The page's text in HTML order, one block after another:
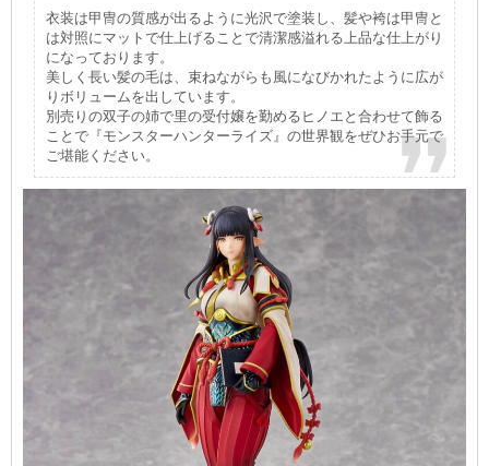
衣装は甲冑の質感が出るように光沢で塗装し、髪や袴は甲冑と
は対照にマットで仕上げることで清潔感溢れる上品な仕上がり
になっております。
美しく長い髪の毛は、束ねながらも風になびかれたように広が
りボリュームを出しています。
別売りの双子の姉で里の受付嬢を勤めるヒノエと合わせて飾る
ことで『モンスターハンターライズ』の世界観をぜひお手元で
ご堪能ください。